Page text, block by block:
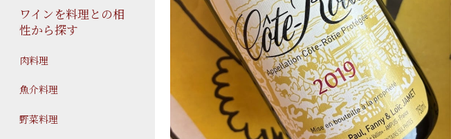
ワインを料理との相
性から探す
肉料理
魚介料理
野菜料理